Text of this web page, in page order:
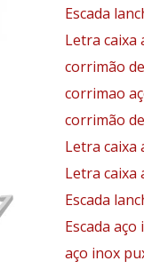
Escada
Letra caixa
corrimão
corrimao
corrimão
Letra caixa
Letra caixa
Escada
Escada
aço inox